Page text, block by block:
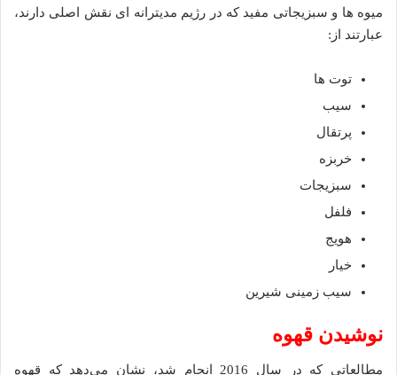
میوه ها و سبزیجاتی مفید که در رژیم مدیترانه ای نقش اصلی دارند،
عبارتند از:
توت ها
سیب
پرتقال
خربزه
سبزیجات
فلفل
هویج
خیار
سیب زمینی شیرین
نوشیدن قهوه
مطالعاتی که در سال 2016 انجام شد، نشان می‌دهد که قهوه